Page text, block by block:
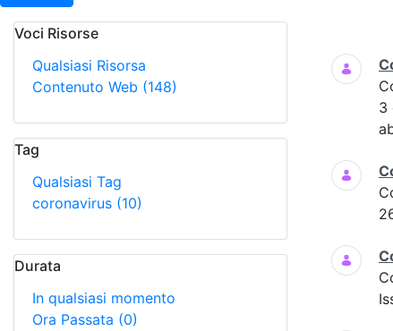
Voci Risorse
Qualsiasi Risorsa
Contenuto Web (148)
Tag
Qualsiasi Tag
coronavirus (10)
Durata
In qualsiasi momento
Ora Passata (0)
Ricerca
3